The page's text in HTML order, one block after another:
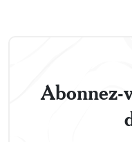
Abonnez-